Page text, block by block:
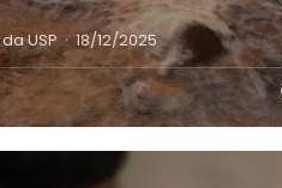
USP · 18/12/2025